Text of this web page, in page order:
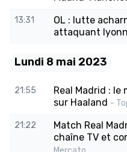
13:31
OL : lutte
attaquant
Lundi 8 mai 2023
21:55
Real Madrid :
sur Haaland -
21:22
Match Real
chaîne TV et